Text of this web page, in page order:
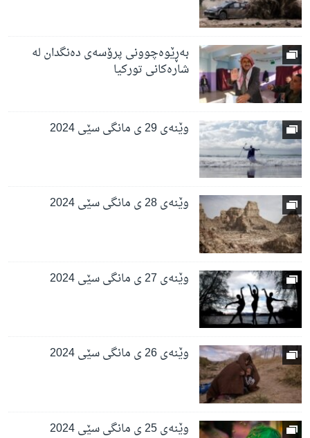
بەڕێوەچوونی پرۆسەی دەنگدان لە
شارەکانی تورکیا
وێنەی 29 ی مانگی سێی 2024
وێنەی 28 ی مانگی سێی 2024
وێنەی 27 ی مانگی سێی 2024
وێنەی 26 ی مانگی سێی 2024
وێنەی 25 ی مانگی سێی 2024